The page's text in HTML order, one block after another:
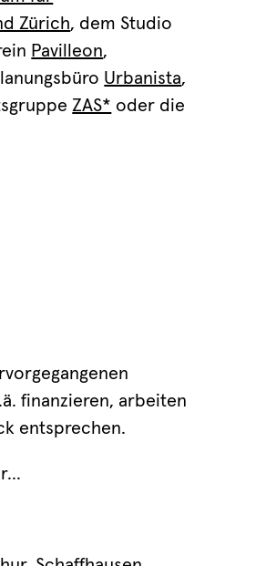
Zürich, dem Studio
Pavilleon,
Urbanista,
ZAS* oder die
finanzieren, arbeiten
entsprechen.